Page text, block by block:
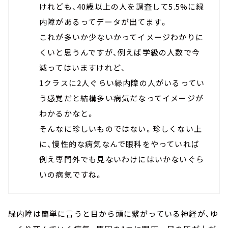
けれども、40歳以上の人を調査して5.5%に緑
内障があるってデータが出てます。
これが多いか少ないかってイメージわかりに
くいと思うんですが、例えば学級の人数で今
減ってはいますけれど、
1クラスに2人ぐらい緑内障の人がいるってい
う感覚だと結構多い病気だなってイメージが
わかるかなと。
そんなに珍しいものではない。珍しくない上
に、慢性的な病気なんで眼科をやっていれば
例え専門外でも見ないわけにはいかないぐら
いの病気ですね。
緑内障は簡単に言うと目から頭に繋がっている神経が、ゆ